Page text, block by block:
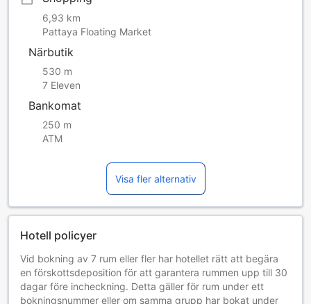
6,93 km
Pattaya Floating Market
Närbutik
530 m
7 Eleven
Bankomat
250 m
ATM
Visa fler alternativ
Hotell policyer
Vid bokning av 7 rum eller fler har hotellet rätt att begära
en förskottsdeposition för att garantera rummen upp till 30
dagar före incheckning. Detta gäller för rum under ett
bokningsnummer eller om samma grupp har bokat under